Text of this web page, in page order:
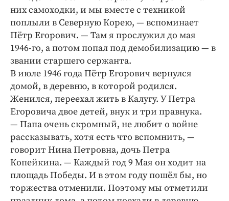
них самоходки, и мы вместе с техникой
поплыли в Северную Корею, — ​вспоминает
Пётр Егорович. — ​Там я прослужил до мая
1946-го, а потом попал под демобилизацию — в
звании старшего сержанта.
В июле 1946 года Пётр Егорович вернулся
домой, в деревню, в которой родился.
Женился, переехал жить в Калугу. У Петра
Егоровича двое детей, внук и три правнука.
— Папа очень скромный, не любит о вой­не
рассказывать, хотя есть что вспомнить, — ​
говорит Нина Петровна, дочь Петра
Копейкина. — ​Каждый год 9 Мая он ходит на
площадь Победы. И в этом году пошёл бы, но
торжества отменили. Поэтому мы отметили